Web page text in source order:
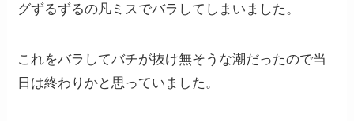
グずるずるの凡ミスでバラしてしまいました。
これをバラしてバチが抜け無そうな潮だったので当
日は終わりかと思っていました。